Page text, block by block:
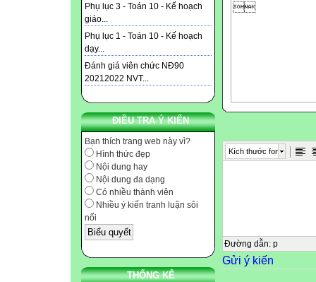
Phụ lục 3 - Toán 10 - Kế hoạch
giáo...
Phụ lục 1 - Toán 10 - Kế hoạch
dạy...
Đánh giá viên chức NĐ90
20212022 NVT...
ĐIỀU TRA Ý KIẾN
Bạn thích trang web này vì?
Hình thức đẹp
Nội dung hay
Nội dung đa dạng
Có nhiều thành viên
Nhiều ý kiến tranh luận sôi
nổi
THỐNG KÊ

Kích thước font
Đường dẫn: p
Gửi ý kiến